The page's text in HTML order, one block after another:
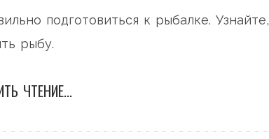
подготовиться к рыбалке. Узнайте,
рыбу.
ЧТЕНИЕ...